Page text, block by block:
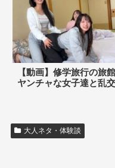
【動画】修学旅行の旅
ヤンチャな女子達と乱交
大人ネタ・体験談